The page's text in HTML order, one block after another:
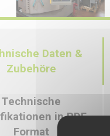
Daten &
Zubehöre
Technische
in PDF-
Format